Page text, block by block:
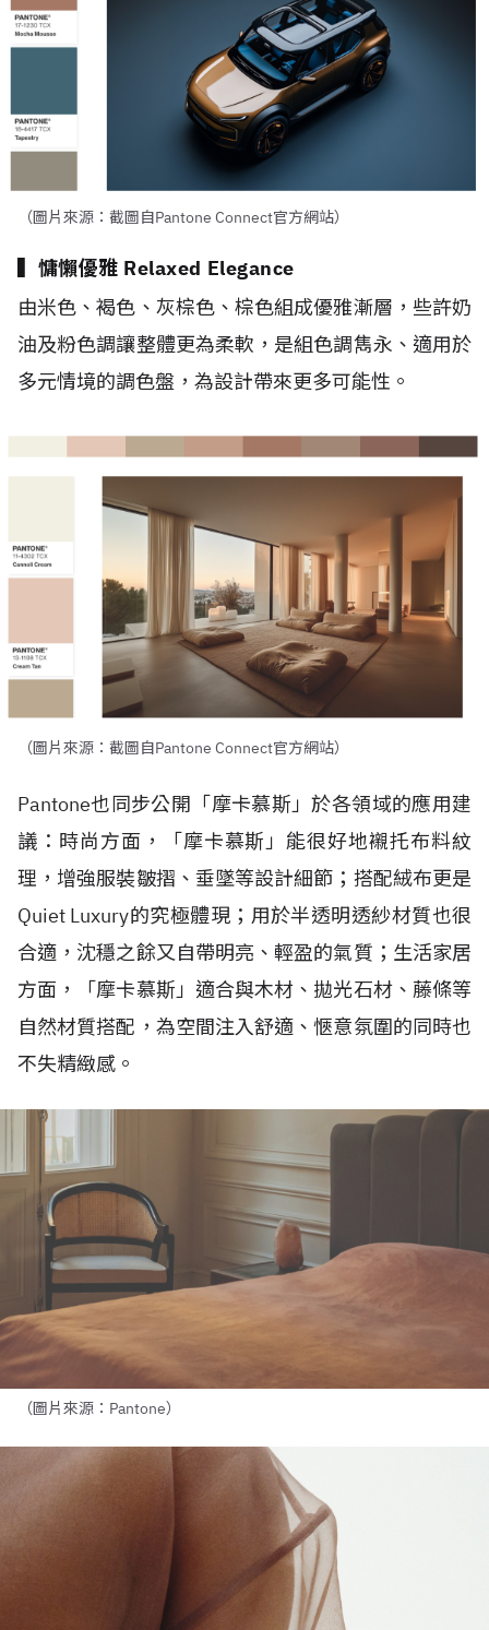
（圖片來源：截圖自Pantone Connect官方網站）
▍慵懶優雅 Relaxed Elegance
由米色、褐色、灰棕色、棕色組成優雅漸層，些許奶
油及粉色調讓整體更為柔軟，是組色調雋永、適用於
多元情境的調色盤，為設計帶來更多可能性。
（圖片來源：截圖自Pantone Connect官方網站）
Pantone也同步公開「摩卡慕斯」於各領域的應用建
議：時尚方面，「摩卡慕斯」能很好地襯托布料紋
理，增強服裝皺摺、垂墜等設計細節；搭配絨布更是
Quiet Luxury的究極體現；用於半透明透紗材質也很
合適，沈穩之餘又自帶明亮、輕盈的氣質；生活家居
方面，「摩卡慕斯」適合與木材、拋光石材、藤條等
自然材質搭配，為空間注入舒適、愜意氛圍的同時也
不失精緻感。
（圖片來源：Pantone）